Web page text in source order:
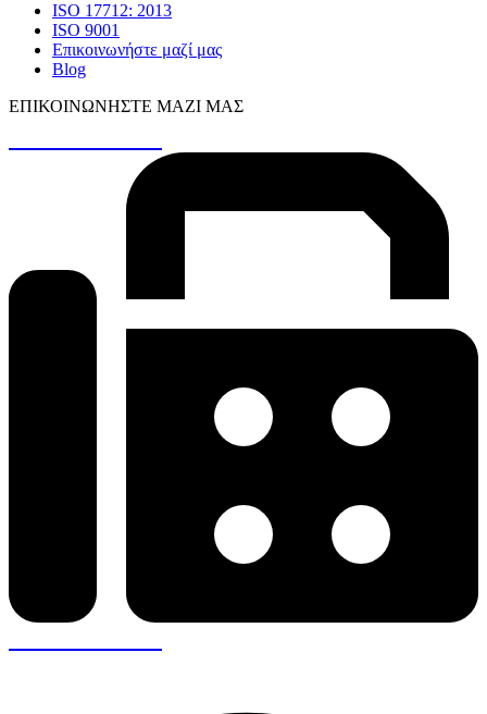
ISO 17712: 2013
ISO 9001
Επικοινωνήστε μαζί μας
Blog
ΕΠΙΚΟΙΝΩΝΉΣΤΕ ΜΑΖΊ ΜΑΣ